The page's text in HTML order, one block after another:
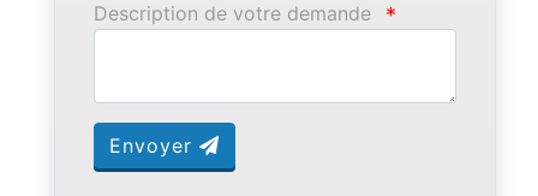
Description de votre demande *
Envoyer